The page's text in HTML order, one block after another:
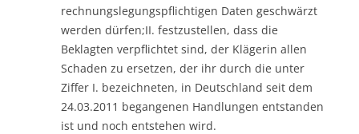
rechnungslegungspflichtigen Daten geschwärzt
werden dürfen;II. festzustellen, dass die
Beklagten verpflichtet sind, der Klägerin allen
Schaden zu ersetzen, der ihr durch die unter
Ziffer I. bezeichneten, in Deutschland seit dem
24.03.2011 begangenen Handlungen entstanden
ist und noch entstehen wird.